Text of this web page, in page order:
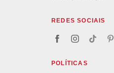
REDES SOCIAIS
POLÍTICAS